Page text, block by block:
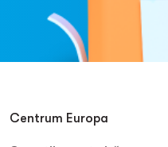
Centrum Europa